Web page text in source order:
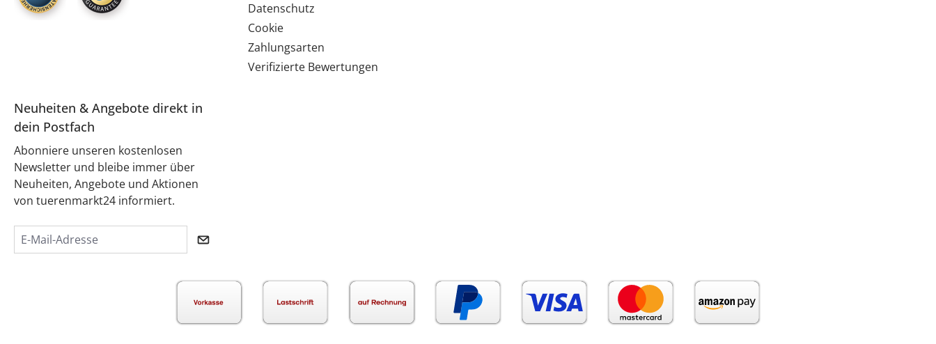
Datenschutz
Cookie
Zahlungsarten
Verifizierte Bewertungen
Neuheiten & Angebote direkt in
dein Postfach
Abonniere unseren kostenlosen
Newsletter und bleibe immer über
Neuheiten, Angebote und Aktionen
von tuerenmarkt24 informiert.